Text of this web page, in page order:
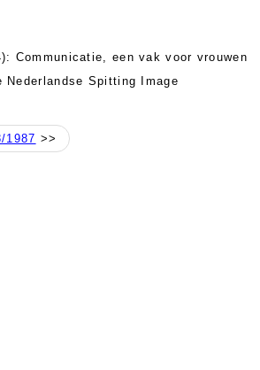
Communicatie, een vak voor vrouwen
Nederlandse Spitting Image
1987 >>